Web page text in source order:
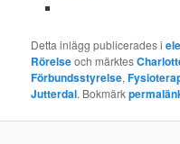
Detta inlägg publicerades i
Rörelseoch märktes
Förbundsstyrelse,
Jutterdal. Bokmärk